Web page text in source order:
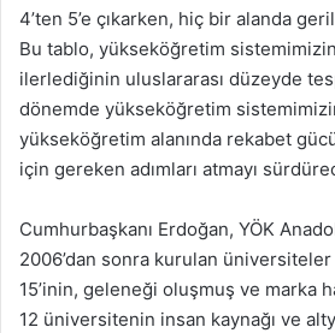
4’ten 5’e çıkarken, hiç bir alanda
Bu tablo, yükseköğretim
ilerlediğinin uluslararası düzeyde
dönemde yükseköğretim
yükseköğretim alanında rekabet
için gereken adımları atmayı
Cumhurbaşkanı Erdoğan, YÖK
2006’dan sonra kurulan üniversiteler
15’inin, geleneği oluşmuş ve marka
12 üniversitenin insan kaynağı ve